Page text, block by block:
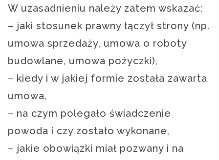
W uzasadnieniu należy zatem wskazać:
– jaki stosunek prawny łączył strony (np.
umowa sprzedaży, umowa o roboty
budowlane, umowa pożyczki),
– kiedy i w jakiej formie została zawarta
umowa,
– na czym polegało świadczenie
powoda i czy zostało wykonane,
– jakie obowiązki miał pozwany i na